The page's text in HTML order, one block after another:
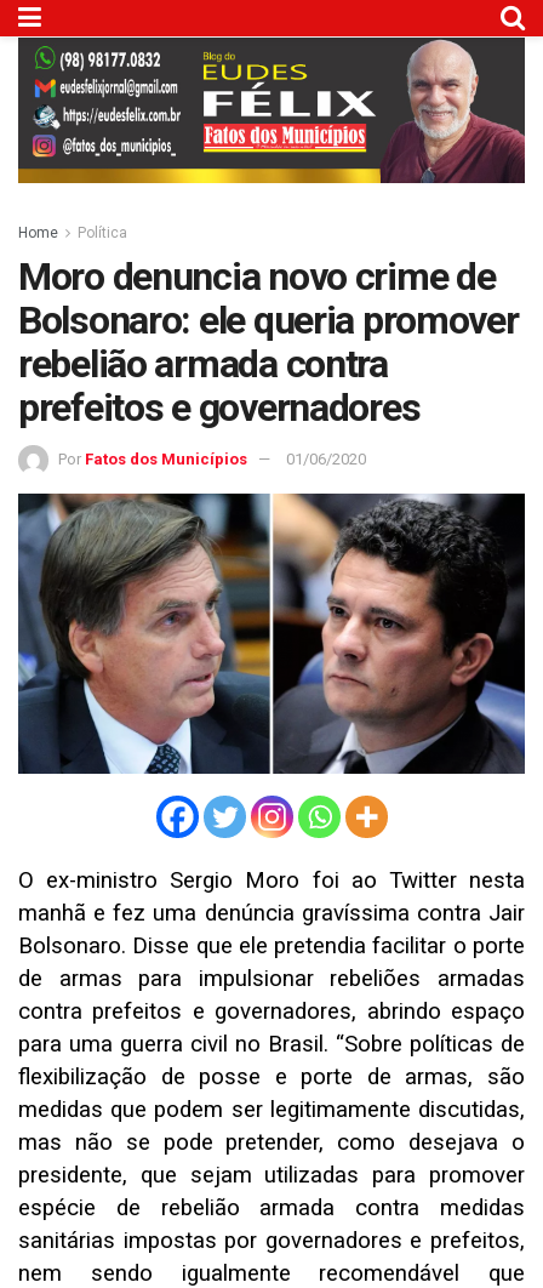
Home Política
Moro denuncia novo crime de
Bolsonaro: ele queria promover
rebelião armada contra
prefeitos e governadores
Por Fatos dos Municípios 01/06/2020
O ex-ministro Sergio Moro foi ao Twitter nesta
manhã e fez uma denúncia gravíssima contra Jair
Bolsonaro. Disse que ele pretendia facilitar o porte
de armas para impulsionar rebeliões armadas
contra prefeitos e governadores, abrindo espaço
para uma guerra civil no Brasil. “Sobre políticas de
flexibilização de posse e porte de armas, são
medidas que podem ser legitimamente discutidas,
mas não se pode pretender, como desejava o
presidente, que sejam utilizadas para promover
espécie de rebelião armada contra medidas
sanitárias impostas por governadores e prefeitos,
nem sendo igualmente recomendável que